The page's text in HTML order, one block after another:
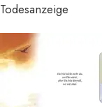
Todesanzeige